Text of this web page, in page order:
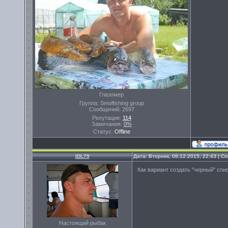
Глазомер
Группа: Smolfishing group
Сообщений: 2697
Репутация: 114
Замечания: 0%
Статус: Offline
IDL79 Дата: Вторник, 08.12.2015, 22:43 |
Настоящий рыбак
Как вариант создать "черный"